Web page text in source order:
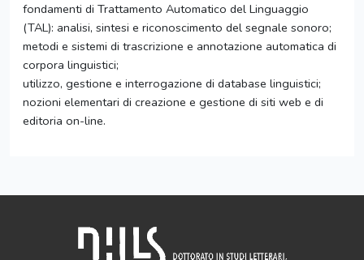
fondamenti di Trattamento Automatico del Linguaggio
(TAL): analisi, sintesi e riconoscimento del segnale sonoro;
metodi e sistemi di trascrizione e annotazione automatica di
corpora linguistici;
utilizzo, gestione e interrogazione di database linguistici;
nozioni elementari di creazione e gestione di siti web e di
editoria on-line.